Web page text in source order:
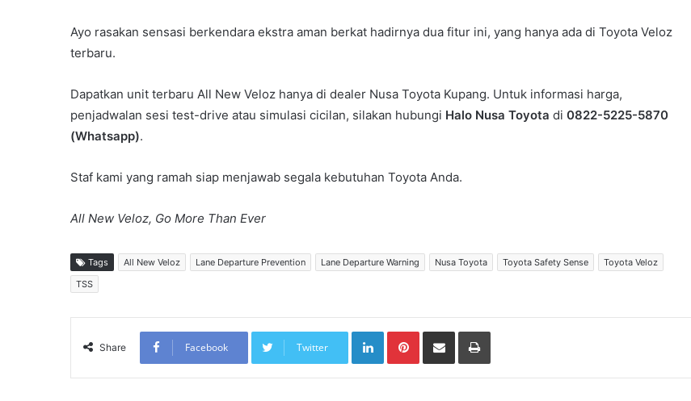
Ayo rasakan sensasi berkendara ekstra aman berkat hadirnya dua fitur ini, yang hanya ada di Toyota Veloz
terbaru.
Dapatkan unit terbaru All New Veloz hanya di dealer Nusa Toyota Kupang. Untuk informasi harga,
penjadwalan sesi test-drive atau simulasi cicilan, silakan hubungi Halo Nusa Toyota di 0822-5225-5870
(Whatsapp).
Staf kami yang ramah siap menjawab segala kebutuhan Toyota Anda.
All New Veloz, Go More Than Ever
Tags All New Veloz Lane Departure Prevention Lane Departure Warning Nusa Toyota Toyota Safety Sense
Toyota Veloz
TSS
Share Facebook Twitter
LinkedInPinterestShare via Email Print